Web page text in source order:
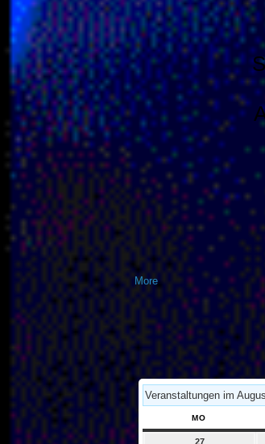
Moreabout
Veranstaltungen im
MO
27